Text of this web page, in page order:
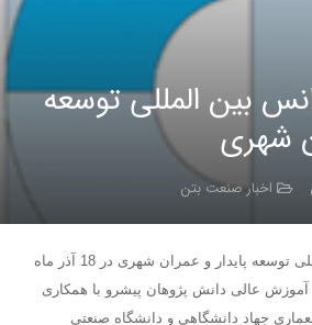
بین المللی توسعه
شهری
اخبار صنعت بتن
ششمین کنفرانس بین المللی توسعه پایدار و عمران شهری در 18 آذر ماه
عالی دانش پژوهان پیشرو با همکاری
جهاد دانشگاهی و دانشگاه صنعتی